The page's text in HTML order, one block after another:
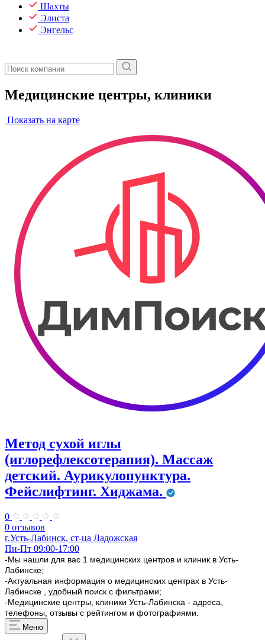
Шахты
Элиста
Энгельс
Медицинские центры, клиники
Показать на карте
Метод сухой иглы
(иглорефлексотерапия). Массаж
детский. Аурикулопунктура.
Фейслифтинг. Хиджама.
0
0 отзывов
г.Усть-Лабинск, ст-ца Ладожская
Пн-Пт 09:00-17:00
-Мы нашли для вас 1 медицинских центров и клиник в Усть-
Лабинске;
-Актуальная информация о медицинских центрах в Усть-
Лабинске , удобный поиск с фильтрами;
-Медицинские центры, клиники Усть-Лабинска - адреса,
телефоны, отзывы с рейтингом и фотографиями.
Меню